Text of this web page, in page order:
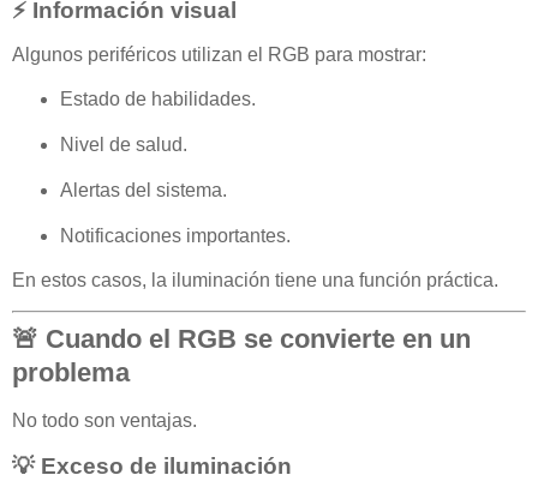
⚡ Información visual
Algunos periféricos utilizan el RGB para mostrar:
Estado de habilidades.
Nivel de salud.
Alertas del sistema.
Notificaciones importantes.
En estos casos, la iluminación tiene una función práctica.
🚨 Cuando el RGB se convierte en un
problema
No todo son ventajas.
💡 Exceso de iluminación